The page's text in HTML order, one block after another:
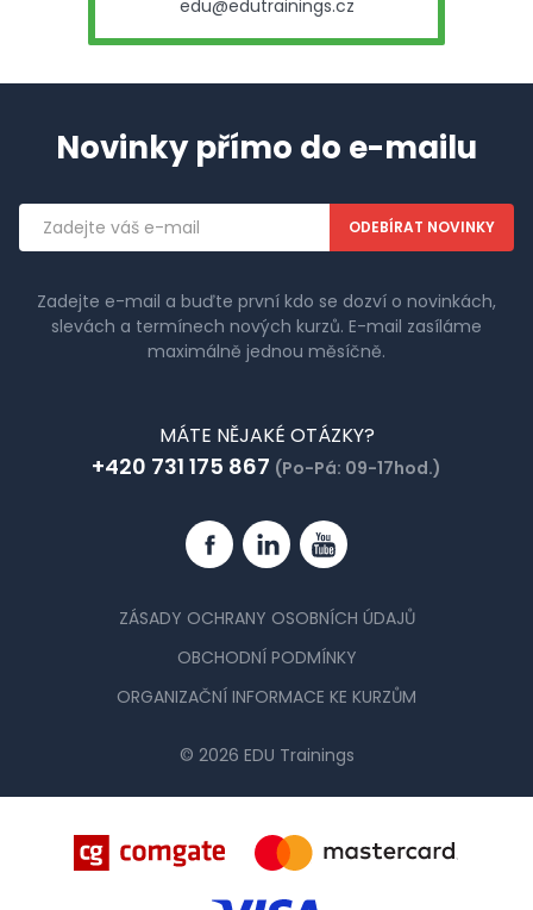
edu@edutrainings.cz
Novinky přímo do e-mailu
Emailová
adresa
Zadejte e-mail a buďte první kdo se dozví o novinkách,
slevách a termínech nových kurzů. E-mail zasíláme
maximálně jednou měsíčně.
MÁTE NĚJAKÉ OTÁZKY?
+420 731 175 867 (Po-Pá: 09-17hod.)
FacebookLinkedinYouTube
ZÁSADY OCHRANY OSOBNÍCH ÚDAJŮ
OBCHODNÍ PODMÍNKY
ORGANIZAČNÍ INFORMACE KE KURZŮM
© 2026 EDU Trainings